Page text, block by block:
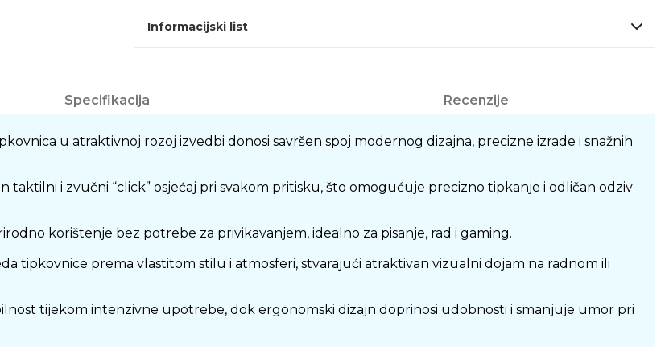
Informacijski list
Specifikacija Recenzije
u atraktivnoj rozoj izvedbi donosi savršen spoj modernog dizajna, precizne izrade i snažnih
i zvučni “click” osjećaj pri svakom pritisku, što omogućuje precizno tipkanje i odličan odziv
korištenje bez potrebe za privikavanjem, idealno za pisanje, rad i gaming.
tipkovnice prema vlastitom stilu i atmosferi, stvarajući atraktivan vizualni dojam na radnom ili
tijekom intenzivne upotrebe, dok ergonomski dizajn doprinosi udobnosti i smanjuje umor pri